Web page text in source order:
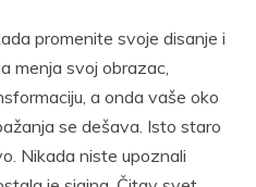
promenite svoje disanje i
menja svoj obrazac,
a onda vaše oko
se dešava. Isto staro
Nikada niste upoznali